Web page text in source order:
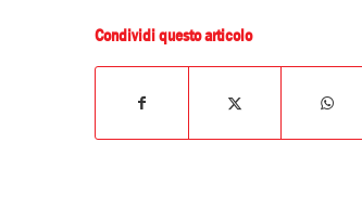
Condividi questo articolo